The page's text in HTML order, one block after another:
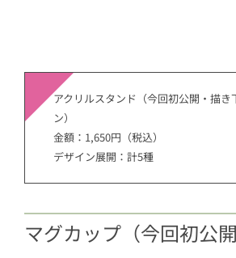
アクリルスタンド（今回初公開・描き
ン）
金額：1,650円（税込）
デザイン展開：計5種
マグカップ（今回初公